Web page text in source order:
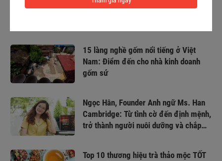
của Ananas - Thương hiệu giày Việt
15 làng nghề gốm nổi tiếng ở Việt
Nam: Điểm đến cho nhà kinh doanh
gốm sứ
Ngọc Hân, Founder Anh ngữ Ms. Han
Cambridge: Từ tình cờ đến định mệnh,
trở thành người nuôi dưỡng và chắp
Top 10 thương hiệu trà thảo mộc TỐT